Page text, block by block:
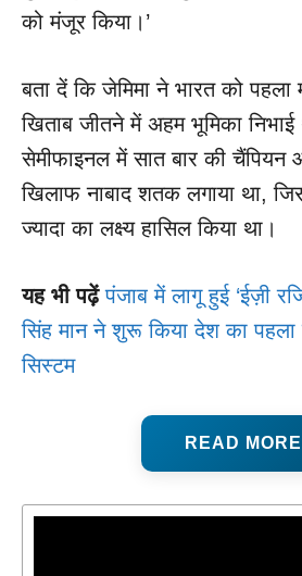
को मंजूर किया।’
बता दें कि जेमिमा ने भारत को पहला
खिताब जीतने में अहम भूमिका निभाई
सेमीफाइनल में सात बार की चैंपियन
खिलाफ नाबाद शतक लगाया था,
ज्यादा का लक्ष्य हासिल किया था।
यह भी पढ़ेंपंजाब में लागू हुई ‘ईज़ी
सिंह मान ने शुरू किया देश का पहला
सिस्टम
READ MORE